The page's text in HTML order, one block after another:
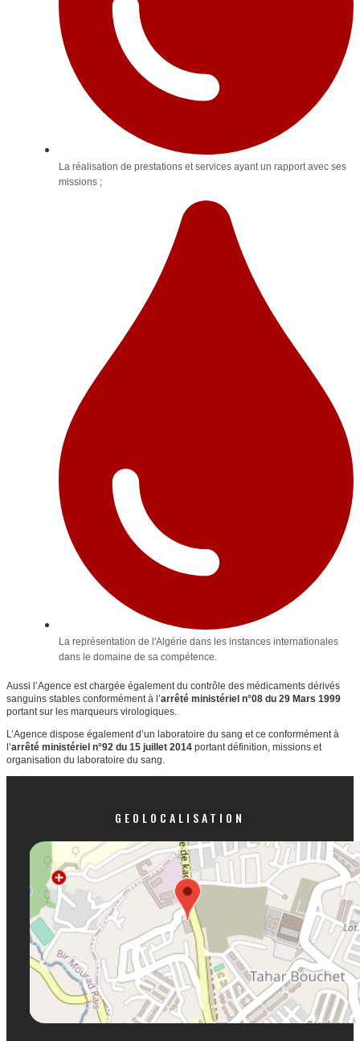
La réalisation de prestations et services ayant un rapport avec ses
missions ;
La représentation de l'Algérie dans les instances internationales
dans le domaine de sa compétence.
Aussi l’Agence est chargée également du contrôle des médicaments dérivés
sanguins stables conformément à l’arrêté ministériel n°08 du 29 Mars 1999
portant sur les marqueurs virologiques.
L’Agence dispose également d’un laboratoire du sang et ce conformément à
l’arrêté ministériel n°92 du 15 juillet 2014 portant définition, missions et
organisation du laboratoire du sang.
GEOLOCALISATION